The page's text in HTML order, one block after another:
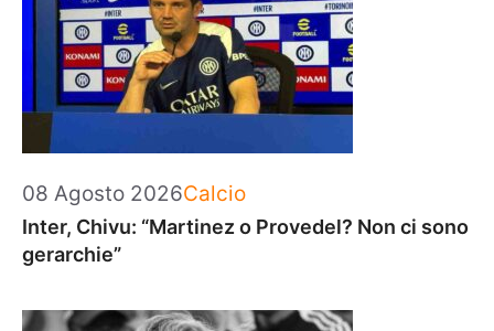
08 Agosto 2026Categorie
Calcio
Inter, Chivu: “Martinez o Provedel? Non ci sono
gerarchie”